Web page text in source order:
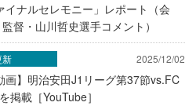
イナルセレモニー」レポート（会
督・山川哲史選手コメント）
2025/12/02
画】明治安田J1リーグ第37節vs.FC
掲載［YouTube］
新